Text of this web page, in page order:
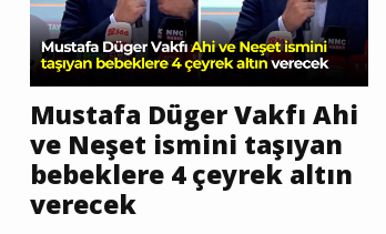
Mustafa Düger Vakfı Ahi
ve Neşet ismini taşıyan
bebeklere 4 çeyrek altın
verecek